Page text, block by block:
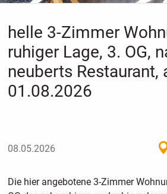
helle 3-Zimmer
ruhiger Lage, 3. OG,
neuberts Restaurant,
01.08.2026
08.05.2026
Die hier angebotene 3-Zimmer